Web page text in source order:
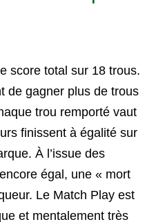
score total sur 18 trous.
de gagner plus de trous
trou remporté vaut
finissent à égalité sur
À l’issue des
égal, une « mort
Le Match Play est
et mentalement très